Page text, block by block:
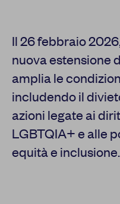
Il 26 febbraio
nuova estensione
amplia le
includendo il
azioni legate ai
LGBTQIA+ e alle
equità e inclusione.